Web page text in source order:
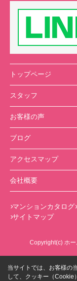
トップページ
スタッフ
お客様の声
ブログ
アクセスマップ
会社概要
マンションカタログ
サイトマップ
Copyright(c) ホ
当サイトでは、お客様の
して、クッキー（Cookie